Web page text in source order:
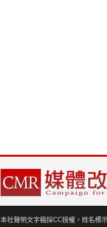
本社聲明文字稿採CC授權，姓名標